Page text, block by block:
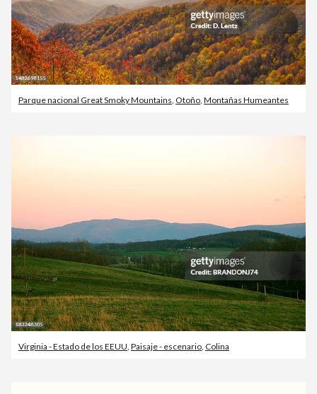
Parque nacional Great Smoky Mountains, Otoño, Montañas Humeantes
Virginia - Estado de los EEUU Paisaje - escenario Colina